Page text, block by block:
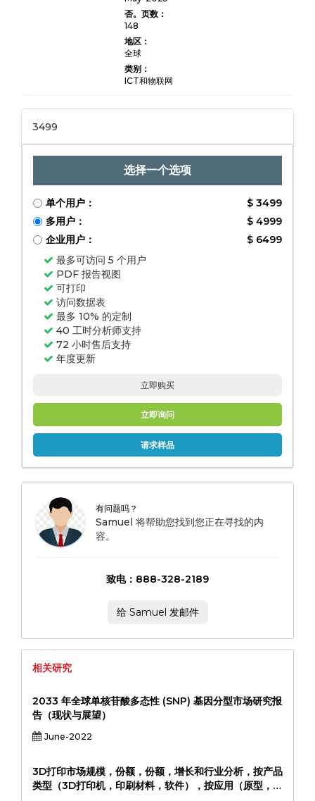
份额，趋势分析，竞争情报，
2032，在线交易平台市场规
否。页数：
148
地区：
全球
类别：
ICT和物联网
3499
选择一个选项
单个用户：
$ 3499
多用户：
$ 4999
企业用户：
$ 6499
最多可访问 5 个用户
PDF 报告视图
可打印
访问数据表
最多 10% 的定制
40 工时分析师支持
72 小时售后支持
年度更新
立即购买
立即询问
请求样品
有问题吗？
Samuel 将帮助您找到您正在寻找的内
容。
致电：888-328-2189
给 Samuel 发邮件
相关研究
2033 年全球单核苷酸多态性 (SNP) 基因分型市场研究报
告（现状与展望）
June-2022
3D打印市场规模，份额，份额，增长和行业分析，按产品
类型（3D打印机，印刷材料，软件），按应用（原型，制